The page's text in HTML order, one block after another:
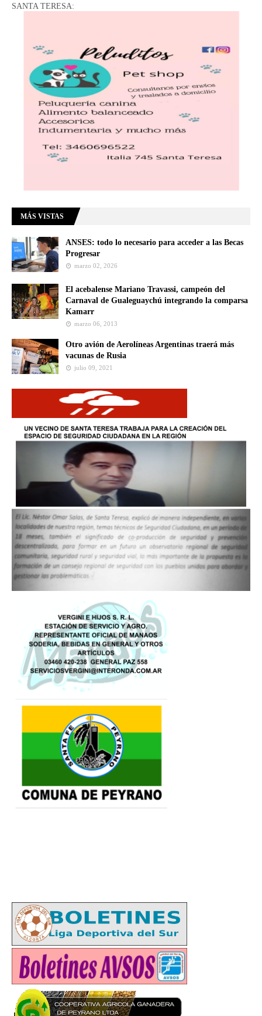
SANTA TERESA:
MÁS VISTAS
ANSES: todo lo necesario para acceder a las Becas
Progresar
marzo 02, 2026
El acebalense Mariano Travassi, campeón del
Carnaval de Gualeguaychú integrando la comparsa
Kamarr
marzo 06, 2013
Otro avión de Aerolíneas Argentinas traerá más
vacunas de Rusia
julio 09, 2021